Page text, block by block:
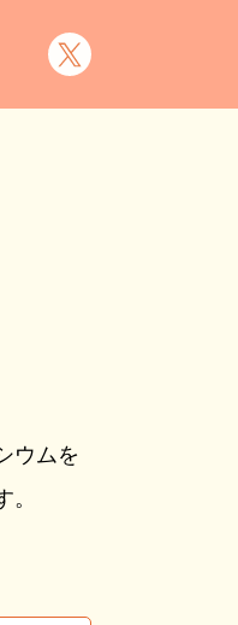
ウムを